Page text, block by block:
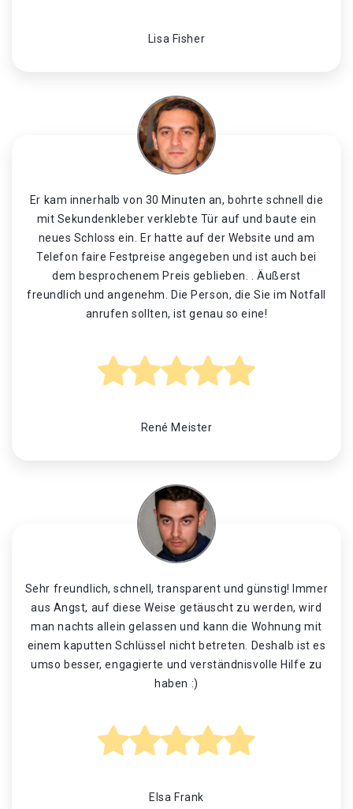
Lisa Fisher
Er kam innerhalb von 30 Minuten an, bohrte schnell die
mit Sekundenkleber verklebte Tür auf und baute ein
neues Schloss ein. Er hatte auf der Website und am
Telefon faire Festpreise angegeben und ist auch bei
dem besprochenem Preis geblieben. . Äußerst
freundlich und angenehm. Die Person, die Sie im Notfall
anrufen sollten, ist genau so eine!
René Meister
Sehr freundlich, schnell, transparent und günstig! Immer
aus Angst, auf diese Weise getäuscht zu werden, wird
man nachts allein gelassen und kann die Wohnung mit
einem kaputten Schlüssel nicht betreten. Deshalb ist es
umso besser, engagierte und verständnisvolle Hilfe zu
haben :)
Elsa Frank